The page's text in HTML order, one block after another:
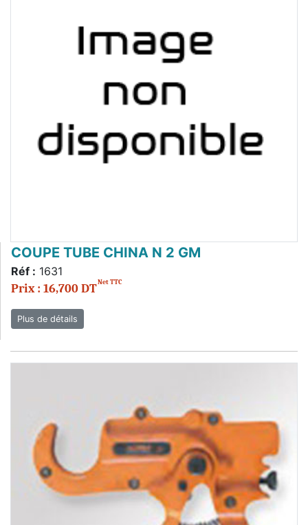
COUPE TUBE CHINA N 2 GM
Réf : 1631
Prix : 16,700 DTNet TTC
Plus de détails